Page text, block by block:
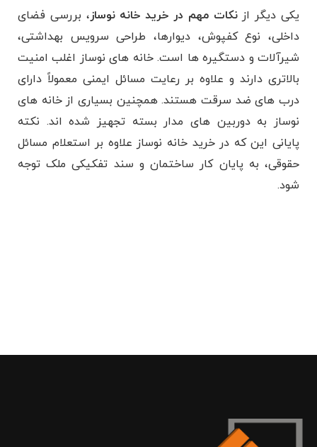
یکی دیگر ازنکات مهم در خرید خانه نوساز، بررسی فضای
داخلی، نوع کفپوش، دیوارها، طراحی سرویس بهداشتی،
شیرآلات و دستگیره ها است. خانه های نوساز اغلب امنیت
بالاتری دارند و علاوه بر رعایت مسائل ایمنی معمولاً دارای
درب های ضد سرقت هستند. همچنین بسیاری از خانه های
نوساز به دوربین های مدار بسته تجهیز شده اند. نکته
پایانی این که در خرید خانه نوساز علاوه بر استعلام مسائل
حقوقی، به پایان کار ساختمان و سند تفکیکی ملک توجه
شود.